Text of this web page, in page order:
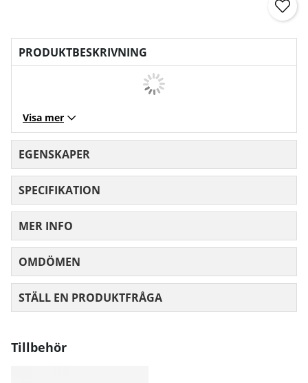
PRODUKTBESKRIVNING
Visa mer
EGENSKAPER
SPECIFIKATION
MER INFO
OMDÖMEN
STÄLL EN PRODUKTFRÅGA
Tillbehör